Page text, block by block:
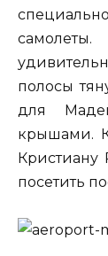
полосы
для
крышами.
Кристиану
посетить